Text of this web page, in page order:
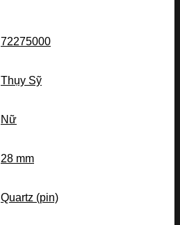
72275000
Thụy Sỹ
Nữ
28 mm
Quartz (pin)